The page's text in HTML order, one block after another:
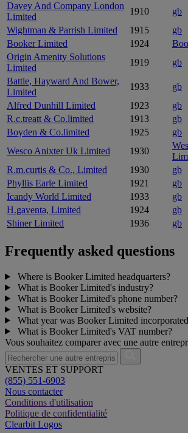
Davey And Company London
Limited
1910
gb
Wightman & Parrish Limited
1915
gb
Booker Limited
1924
Origin Amenity Solutions
Limited
1919
gb
Battle, Hayward And Bower,
Limited
1933
gb
Alfred Dunhill Limited
1923
gb
R.c.treatt & Co.limited
1913
gb
Boyden & Co.limited
1925
gb
Wesco Anixter Uk Limited
1930
R.m.curtis & Co., Limited
1930
gb
Phyllis Earle Limited
1921
gb
Icandy World Limited
1933
gb
H.gaventa, Limited
1924
gb
Shiner Limited
1936 gb
Frequently asked questions
Where is Booker Limited headquarters?
What is Booker Limited's industry?
What is Booker Limited's phone number?
What is Booker Limited's website?
What year was Booker Limited
What is Booker Limited's VAT number?
Vous souhaitez comparer avec une autre
VENTES ET SUPPORT
(855) 551-6903
Nous contacter
Conditions d'utilisation
Politique de confidentialité
Clearbit Logos